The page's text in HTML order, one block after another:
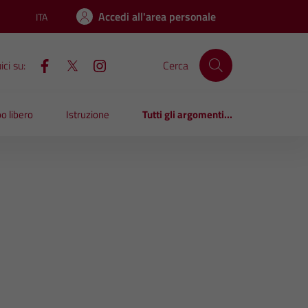
Lingua attiva:
ITA Accedi all'area personale
su: Cerca
libero Istruzione Tutti gli argomenti...